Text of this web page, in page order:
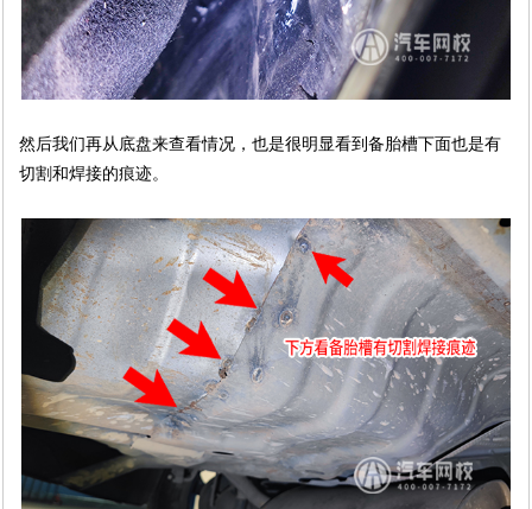
然后我们再从底盘来查看情况，也是很明显看到备胎槽下面也是有
切割和焊接的痕迹。